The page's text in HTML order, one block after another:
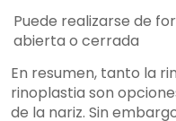
Puede realizarse de
abierta o cerrada
En resumen, tanto la
rinoplastia son
de la nariz. Sin